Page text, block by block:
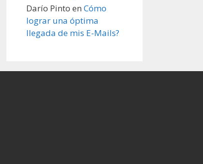
Darío Pinto en Cómo
lograr una óptima
llegada de mis E-Mails?